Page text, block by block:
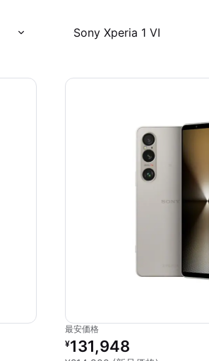
Sony Xperia 1 VI
最安価格
リファービッシュ品の価格：
¥131,948